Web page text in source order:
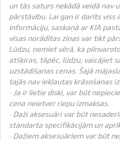
un tās saturs nekādā veidā nav
pārstāvību. Lai gan ir darīts viss
informāciju, saskaņā ar KIA
visas norādītas ziņas var tikt
Lūdzu, ņemiet vērā, ka
atšķiras, tāpēc, lūdzu, vaicājiet
uzstādīšanas cenas. Šajā
tajās nav iekļautas krāsošanas
· Ja ir lietie diski, var būt
cena neietver riepu izmaksas.
· Daži aksesuāri var būt
standarta specifikācijām un
· Dažiem aksesuāriem var būt